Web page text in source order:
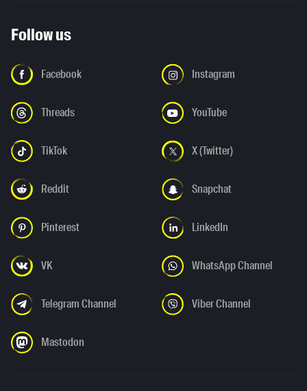
Follow us
Facebook Instagram
Threads YouTube
TikTok X (Twitter)
Reddit Snapchat
Pinterest LinkedIn
VK WhatsApp Channel
Telegram Channel Viber Channel
Mastodon